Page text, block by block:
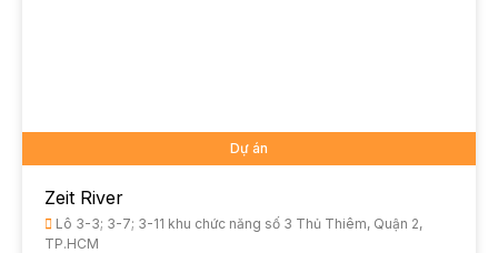
Dự án
Zeit River
Lô 3-3; 3-7; 3-11 khu chức năng số 3 Thủ Thiêm, Quận 2,
TP.HCM